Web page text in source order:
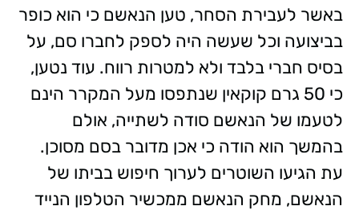
באשר לעבירת הסחר, טען הנאשם כי הוא כופר
בביצועה וכל שעשה היה לספק לחברו סם, על
בסיס חברי בלבד ולא למטרות רווח. עוד נטען,
כי 50 גרם קוקאין שנתפסו מעל המקרר הינם
לטעמו של הנאשם סודה לשתייה, אולם
בהמשך הוא הודה כי אכן מדובר בסם מסוכן.
עת הגיעו השוטרים לערוך חיפוש בביתו של
הנאשם, מחק הנאשם ממכשיר הטלפון הנייד